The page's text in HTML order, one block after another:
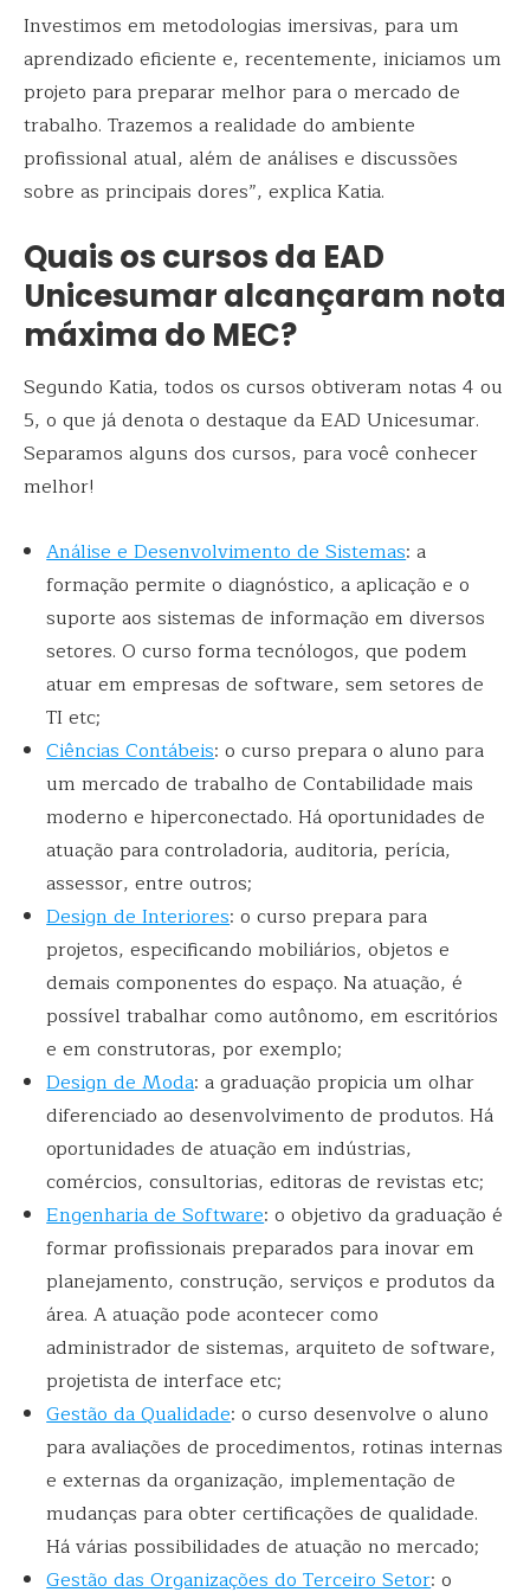
Investimos em metodologias imersivas, para um
aprendizado eficiente e, recentemente, iniciamos um
projeto para preparar melhor para o mercado de
trabalho. Trazemos a realidade do ambiente
profissional atual, além de análises e discussões
sobre as principais dores”, explica Katia.
Quais os cursos da EAD
Unicesumar alcançaram nota
máxima do MEC?
Segundo Katia, todos os cursos obtiveram notas 4 ou
5, o que já denota o destaque da EAD Unicesumar.
Separamos alguns dos cursos, para você conhecer
melhor!
Análise e Desenvolvimento de Sistemas: a
formação permite o diagnóstico, a aplicação e o
suporte aos sistemas de informação em diversos
setores. O curso forma tecnólogos, que podem
atuar em empresas de software, sem setores de
TI etc;
Ciências Contábeis: o curso prepara o aluno para
um mercado de trabalho de Contabilidade mais
moderno e hiperconectado. Há oportunidades de
atuação para controladoria, auditoria, perícia,
assessor, entre outros;
Design de Interiores: o curso prepara para
projetos, especificando mobiliários, objetos e
demais componentes do espaço. Na atuação, é
possível trabalhar como autônomo, em escritórios
e em construtoras, por exemplo;
Design de Moda: a graduação propicia um olhar
diferenciado ao desenvolvimento de produtos. Há
oportunidades de atuação em indústrias,
comércios, consultorias, editoras de revistas etc;
Engenharia de Software: o objetivo da graduação é
formar profissionais preparados para inovar em
planejamento, construção, serviços e produtos da
área. A atuação pode acontecer como
administrador de sistemas, arquiteto de software,
projetista de interface etc;
Gestão da Qualidade: o curso desenvolve o aluno
para avaliações de procedimentos, rotinas internas
e externas da organização, implementação de
mudanças para obter certificações de qualidade.
Há várias possibilidades de atuação no mercado;
Gestão das Organizações do Terceiro Setor: o